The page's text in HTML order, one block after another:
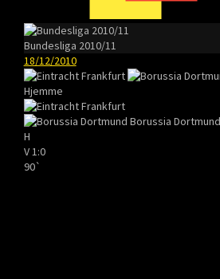
Bundesliga 2010/11
18/12/2010
Hjemme
Borussia Dortmund
H
V 1:0
90`